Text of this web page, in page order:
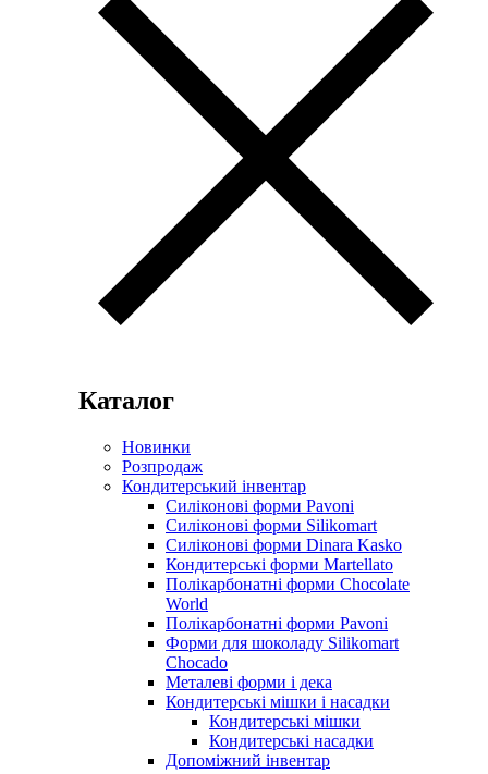
Каталог
Новинки
Розпродаж
Кондитерський інвентар
Силіконові форми Pavoni
Силіконові форми Silikomart
Силіконові форми Dinara Kasko
Кондитерські форми Martellato
Полікарбонатні форми Chocolate
World
Полікарбонатні форми Pavoni
Форми для шоколаду Silikomart
Chocado
Металеві форми і дека
Кондитерські мішки і насадки
Кондитерські мішки
Кондитерські насадки
Допоміжний інвентар